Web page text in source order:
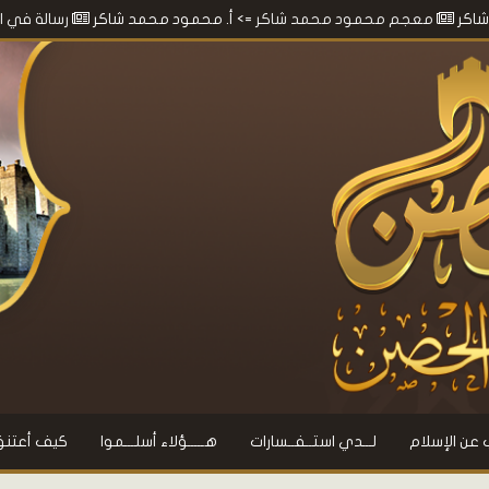
رسالة في الطريق إلى محمود محمد شاكر=> أ. محمود محمد شاكر
عن الإسلام لـــدي استــفــسارات هـــــؤلاء أسلـــموا كيف